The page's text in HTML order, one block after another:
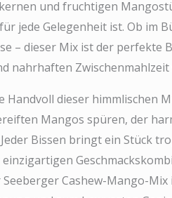
und fruchtigen
jede Gelegenheit ist. Ob im
– dieser Mix ist der perfekte
nahrhaften Zwischenmahlzeit
Handvoll dieser himmlischen
Mangos spüren, der
Bissen bringt ein Stück
einzigartigen
Cashew-Mango-Mix